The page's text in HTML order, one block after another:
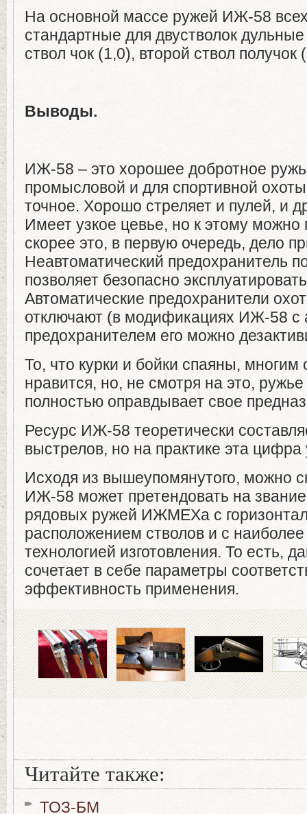
На основной массе ружей ИЖ-58
стандартные для двустволок
ствол чок (1,0), второй ствол получок
Выводы.
ИЖ-58 – это хорошее добротное
промысловой и для спортивной
точное. Хорошо стреляет и пулей, и
Имеет узкое цевье, но к этому можно
скорее это, в первую очередь, дело
Неавтоматический предохранитель
позволяет безопасно
Автоматические предохранители
отключают (в модификациях ИЖ-58 с
предохранителем его можно
То, что курки и бойки спаяны, многим
нравится, но, не смотря на это,
полностью оправдывает свое
Ресурс ИЖ-58 теоретически
выстрелов, но на практике эта цифра
Исходя из вышеупомянутого, можно
ИЖ-58 может претендовать на
рядовых ружей ИЖМЕХа с
расположением стволов и с
технологией изготовления. То есть,
сочетает в себе параметры
эффективность применения.
Читайте также:
ТОЗ-БМ